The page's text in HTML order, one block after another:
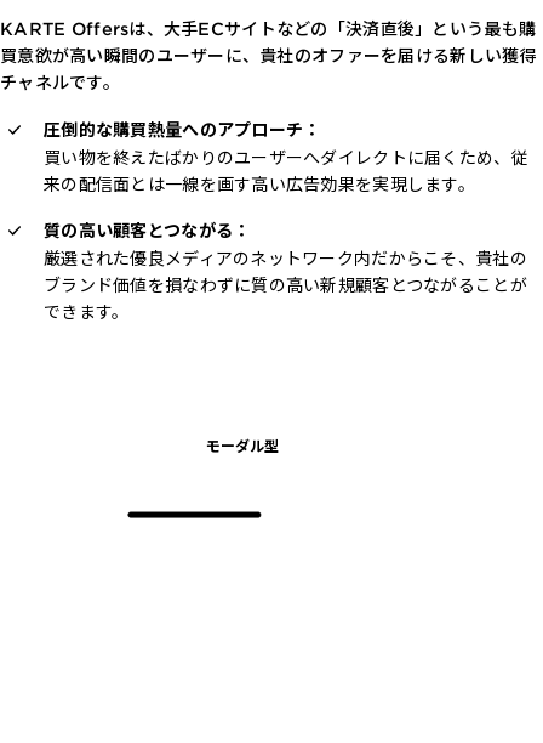
KARTE Offersは、大手ECサイトなどの「決済直後」という最も購
買意欲が高い瞬間のユーザーに、貴社のオファーを届ける新しい獲得
チャネルです。
圧倒的な購買熱量へのアプローチ：
買い物を終えたばかりのユーザーへダイレクトに届くため、従
来の配信面とは一線を画す高い広告効果を実現します。
質の高い顧客とつながる：
厳選された優良メディアのネットワーク内だからこそ、貴社の
ブランド価値を損なわずに質の高い新規顧客とつながることが
できます。
モーダル型